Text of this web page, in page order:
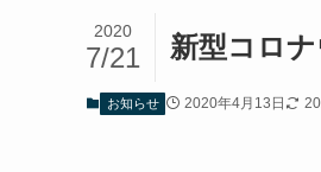
新型コロ
2020
7/21
お知らせ 2020年4月13日